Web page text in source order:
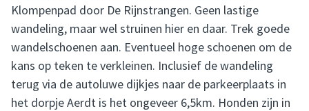
Klompenpad door De Rijnstrangen. Geen lastige
wandeling, maar wel struinen hier en daar. Trek goede
wandelschoenen aan. Eventueel hoge schoenen om de
kans op teken te verkleinen. Inclusief de wandeling
terug via de autoluwe dijkjes naar de parkeerplaats in
het dorpje Aerdt is het ongeveer 6,5km. Honden zijn in